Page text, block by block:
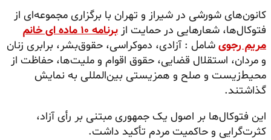
کانون‌های شورشی در شیراز و تهران با برگزاری مجموعه‌ای از
فتوکال‌ها، شعارهایی در حمایت از
برنامه ۱۰ ماده ای خانم
مریم رجوی شامل : آزادی، دموکراسی، حقوق‌بشر، برابری زنان
و مردان، استقلال قضایی، حقوق اقوام و ملیت‌ها، حفاظت از
محیط‌زیست و صلح و همزیستی بین‌المللی به نمایش
گذاشتند.
این فتوکال‌ها بر اصول یک جمهوری مبتنی بر رأی آزاد،
کثرت‌گرایی و حاکمیت مردم تأکید داشت.